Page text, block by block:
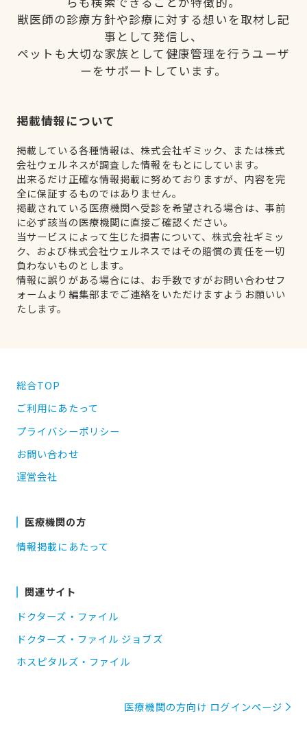
獣医師の診療方針や診療に対する想いを取材し記
事として発信し、
ペットも大切な家族として健康管理を行うユーザ
ーをサポートしています。
掲載情報について
掲載している各種情報は、株式会社ギミック、または株式
会社ウェルネスが調査した情報をもとにしています。
出来るだけ正確な情報掲載に努めておりますが、内容を完
全に保証するものではありません。
掲載されている医療機関へ受診を希望される場合は、事前
に必ず該当の医療機関に直接ご確認ください。
当サービスによって生じた損害について、株式会社ギミッ
ク、および株式会社ウェルネスではその賠償の責任を一切
負わないものとします。
情報に誤りがある場合には、お手数ですがお問い合わせフ
ォームより編集部までご連絡をいただけますようお願いい
たします。
総合TOP
ご利用にあたって
プライバシーポリシー
お問い合わせ
運営会社
医療機関の方
情報掲載にあたって
関連サイト
ドクターズ・ファイル
ドクターズ・ファイル ジョブズ
ホスピタルズ・ファイル
医療機関の方向け ログインページ